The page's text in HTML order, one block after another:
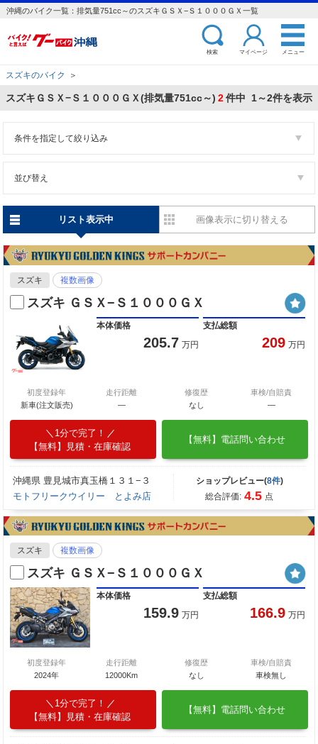
沖縄のバイク一覧：排気量751cc～のスズキＧＳＸ−Ｓ１０００ＧＸ一覧
検索 マイページ メニュー
スズキのバイク ＞
スズキＧＳＸ−Ｓ１０００ＧＸ(排気量751cc～) 2件中 1～2件を表示
条件を指定して絞り込み
並び替え
リスト表示中 画像表示に切り替える
スズキ 複数画像
スズキ ＧＳＸ−Ｓ１０００ＧＸ
本体価格
205.7 万円
支払総額
209 万円
初度登録年
新車(注文販売)
走行距離
―
修復歴
なし
車検/自賠責
―
1分で完了！
【無料】見積・在庫確認
【無料】電話問い合わせ
沖縄県 豊見城市真玉橋１３１−３
モトフリークウイリー とよみ店
ショップレビュー(8件)
総合評価: 4.5 点
スズキ 複数画像
スズキ ＧＳＸ−Ｓ１０００ＧＸ
本体価格
159.9 万円
支払総額
166.9 万円
初度登録年
2024年
走行距離
12000Km
修復歴
なし
車検/自賠責
車検無し
1分で完了！
【無料】見積・在庫確認
【無料】電話問い合わせ